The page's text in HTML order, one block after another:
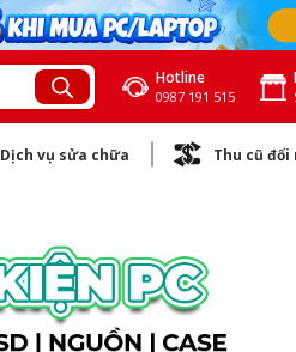
Hotline
0987 191 515
Dịch vụ sửa chữa Thu cũ đổi